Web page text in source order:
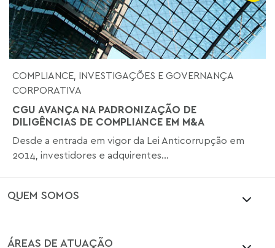
COMPLIANCE, INVESTIGAÇÕES E GOVERNANÇA
CORPORATIVA
CGU AVANÇA NA PADRONIZAÇÃO DE
DILIGÊNCIAS DE COMPLIANCE EM M&A
Desde a entrada em vigor da Lei Anticorrupção em
2014, investidores e adquirentes...
QUEM SOMOS
ÁREAS DE ATUAÇÃO